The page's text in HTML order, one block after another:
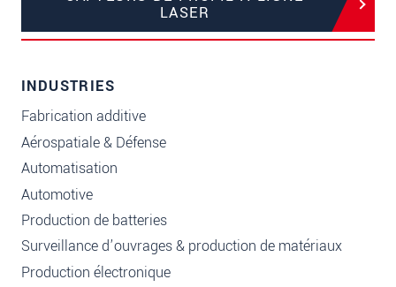
LASER
INDUSTRIES
Fabrication additive
Aérospatiale & Défense
Automatisation
Automotive
Production de batteries
Surveillance d’ouvrages & production de matériaux
Production électronique